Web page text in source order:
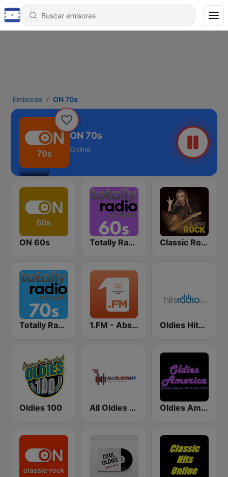
Emisoras ON 70s
ON 70s
Online
ON 60s Totally Radio 60s Classic Rock Station
Totally Radio 70s 1.FM - Absolute 70s Pop Oldies Hits - Hits Radio
Oldies 100 All Oldies 247 Oldies America